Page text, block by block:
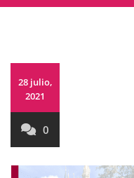
28 julio,
2021
0